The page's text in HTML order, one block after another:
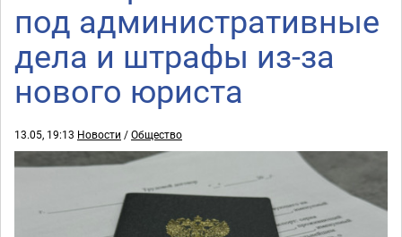
под административные
дела и штрафы из-за
нового юриста
13.05, 19:13 Новости /Общество